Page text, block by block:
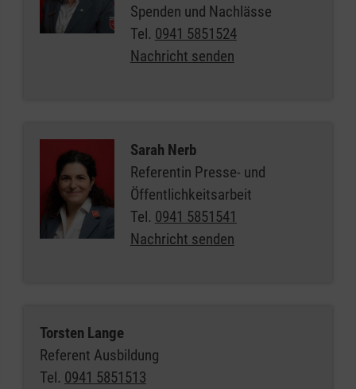
Spenden und Nachlässe
Tel. 0941 5851524
Nachricht senden
Sarah Nerb
Referentin Presse- und
Öffentlichkeitsarbeit
Tel. 0941 5851541
Nachricht senden
Torsten Lange
Referent Ausbildung
Tel. 0941 5851513